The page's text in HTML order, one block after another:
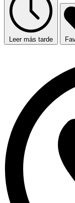
Leer más tarde